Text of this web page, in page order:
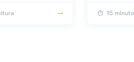
15